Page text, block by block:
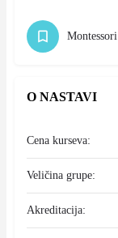
Montessori
O NASTAVI
Cena kurseva:
Veličina grupe:
Akreditacija: